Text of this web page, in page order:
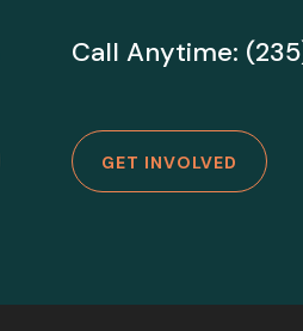
Call Anytime:
GET INVOLVED